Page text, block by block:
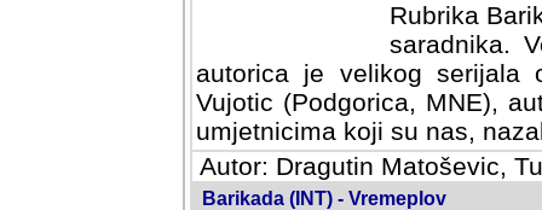
Rubrika
saradnika.
autorica je velikog serijala
Vujotic (Podgorica, MNE),
umjetnicima koji su nas,
Autor: Dragutin Matoševic,
Barikada (INT) - Vremeplov